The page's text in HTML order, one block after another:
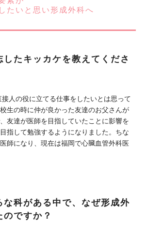
たいと思い形成外科へ
たキッカケを教えてくださ
接人の役に立てる仕事をしたいとは思って
生の時に仲が良かった友達のお父さんが
友達が医師を目指していたことに影響を
指して勉強するようになりました。ちな
師になり、現在は福岡で心臓血管外科医
科がある中で、なぜ形成外
ですか？